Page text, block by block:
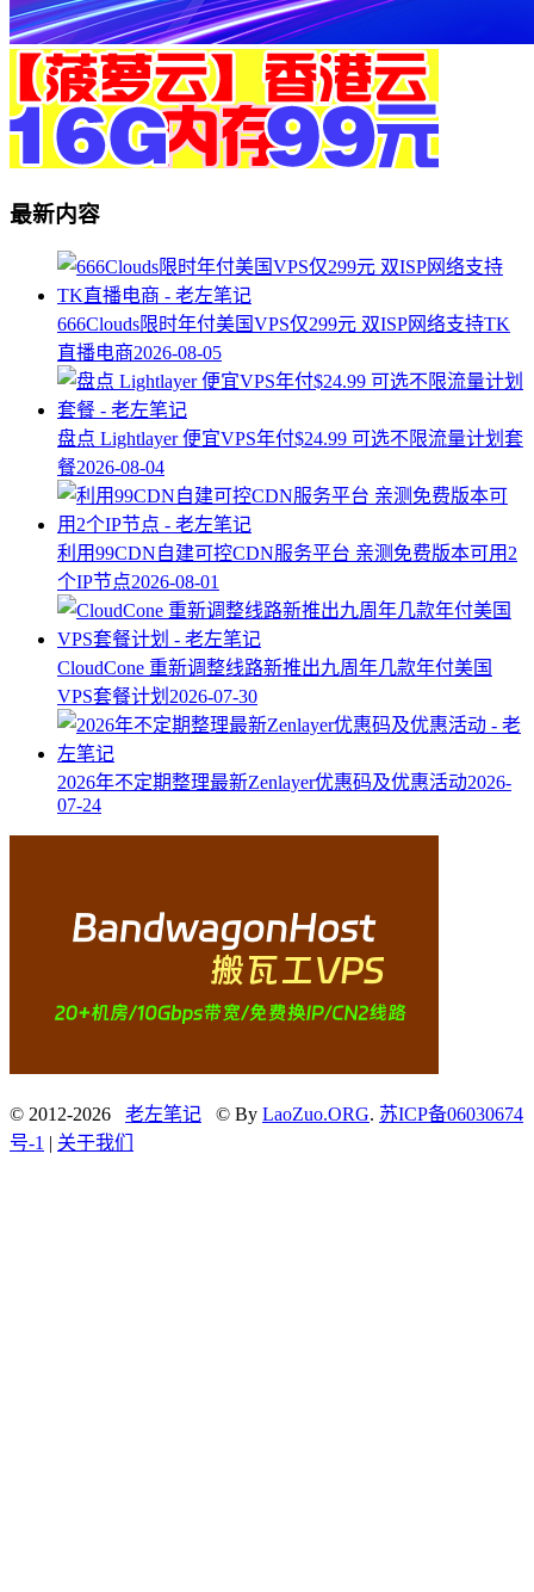
最新内容
666Clouds限时年付美国VPS仅299元 双ISP网络支持TK
直播电商2026-08-05
盘点 Lightlayer 便宜VPS年付$24.99 可选不限流量计划套
餐2026-08-04
利用99CDN自建可控CDN服务平台 亲测免费版本可用2
个IP节点2026-08-01
CloudCone 重新调整线路新推出九周年几款年付美国
VPS套餐计划 2026-07-30
2026年不定期整理最新Zenlayer优惠码及优惠活动2026-
07-24
© 2012-2026 老左笔记 © By LaoZuo.ORG. 苏ICP备06030674
号-1 | 关于我们